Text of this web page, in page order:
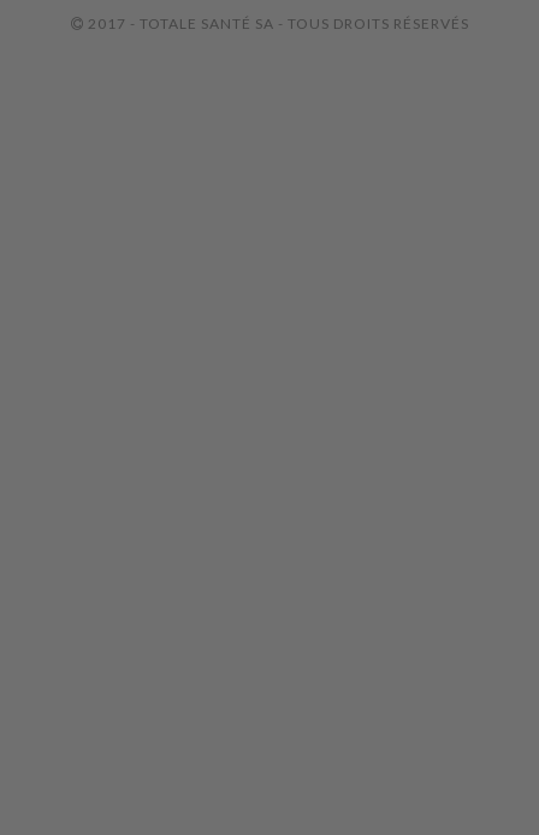
2017 - TOTALE SANTÉ SA - TOUS DROITS RÉSERVÉS